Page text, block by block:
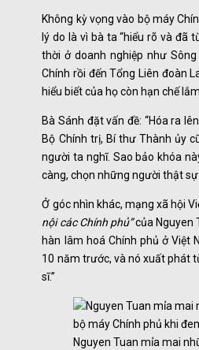
Không kỳ vọng vào bộ máy
lý do là vì bà ta “hiểu rõ và đã
thời ở doanh nghiệp như
Chính rồi đến Tổng Liên đoàn
hiểu biết của họ còn hạn chế
Bà Sánh đặt vấn đề: “Hóa ra
Bộ Chính trị, Bí thư Thành ủy
người ta nghĩ. Sao bảo khóa
càng, chọn những người thật
Ở góc nhìn khác, mạng xã hội
nội các Chính phủ”của Nguyen
hàn lâm hoá Chính phủ ở Việt
10 năm trước, và nó xuất phát
sĩ.”
Nguyen Tuan mỉa mai